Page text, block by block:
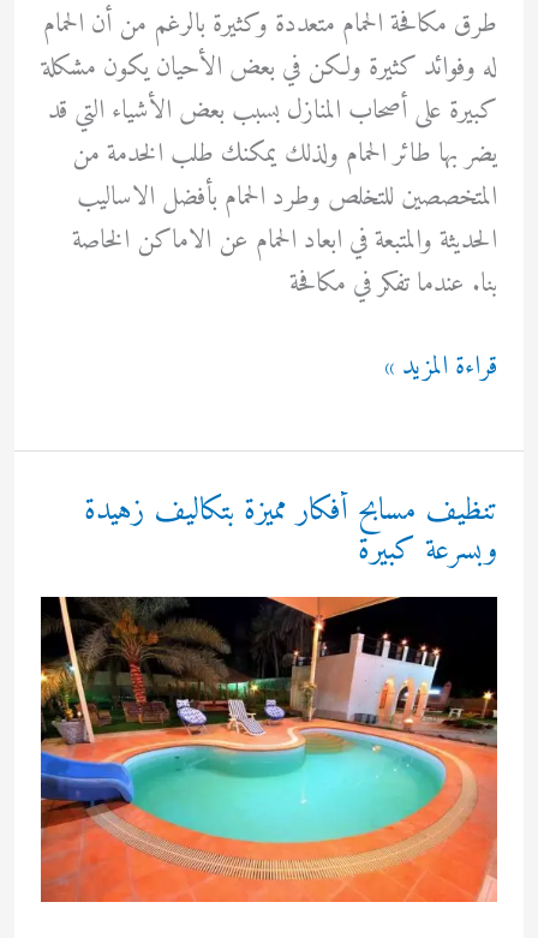
طرق مكافحة الحمام متعددة وكثيرة بالرغم من أن الحمام
له وفوائد كثيرة ولكن في بعض الأحيان يكون مشكلة
كبيرة على أصحاب المنازل بسبب بعض الأشياء التي قد
يضر بها طائر الحمام ولذلك يمكنك طلب الخدمة من
المتخصصين للتخلص وطرد الحمام بأفضل الاساليب
الحديثة والمتبعة في ابعاد الحمام عن الاماكن الخاصة
بنا. عندما تفكر في مكافحة
مكافحة
0567035634
قراءة المزيد »
تنظيف مسابح أفكار مميزة بتكاليف زهيدة
وبسرعة كبيرة